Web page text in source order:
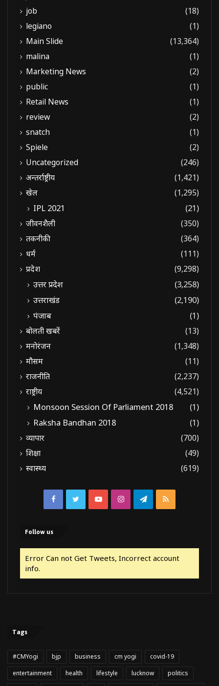
job
(18)
legiano
(1)
Main Slide
(13,364)
malina
(1)
Marketing News
(2)
public
(1)
Retail News
(1)
review
(2)
snatch
(1)
Spiele
(2)
Uncategorized
(246)
अन्तर्राष्ट्रीय
(1,421)
खेल
(1,295)
IPL 2021 (21)
जीवनशैली
(350)
तकनीकी
(364)
धर्म
(111)
प्रदेश
(9,298)
उत्तर प्रदेश
(3,258)
उत्तराखंड
(2,190)
पंजाब
(1)
बोलती खबरें
(13)
मनोरंजन
(1,348)
मौसम
(11)
राजनीति
(2,237)
राष्ट्रीय
(4,521)
Monsoon Session Of Parliament 2018
(1)
Raksha Bandhan 2018
(1)
व्यापार
(700)
शिक्षा
(49)
स्वास्थ्य
(619)
FacebookTwitterYouTubeInstagramTelegram
RSS
Follow us
Error Can not Get Tweets, Incorrect account
info.
Tags
#CMYogi bjp business cm yogi
covid-19
entertainment
health lifestyle lucknow
politics